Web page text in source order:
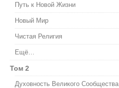
Путь к Новой Жизни
Новый Мир
Чистая Религия
Ещё…
Том 2
Духовность Великого Сообщества